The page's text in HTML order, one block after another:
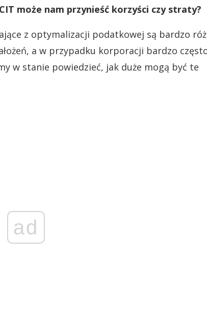
może nam przynieść korzyści czy straty?
z optymalizacji podatkowej są bardzo
a w przypadku korporacji bardzo
w stanie powiedzieć, jak duże mogą być te
ad